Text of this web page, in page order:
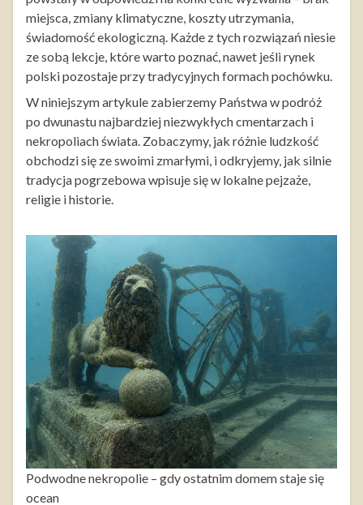
miejsca, zmiany klimatyczne, koszty utrzymania,
świadomość ekologiczną. Każde z tych rozwiązań niesie
ze sobą lekcje, które warto poznać, nawet jeśli rynek
polski pozostaje przy tradycyjnych formach pochówku.
W niniejszym artykule zabierzemy Państwa w podróż
po dwunastu najbardziej niezwykłych cmentarzach i
nekropoliach świata. Zobaczymy, jak różnie ludzkość
obchodzi się ze swoimi zmarłymi, i odkryjemy, jak silnie
tradycja pogrzebowa wpisuje się w lokalne pejzaże,
religie i historie.
Podwodne nekropolie – gdy ostatnim domem staje się
ocean